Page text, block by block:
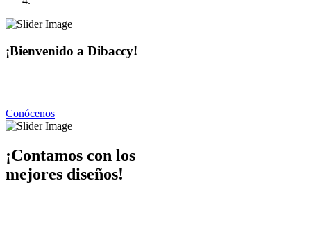
¡Bienvenido a Dibaccy!
Conócenos
¡Contamos con los
mejores diseños!